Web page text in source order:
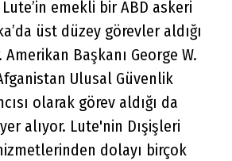
emekli bir ABD askeri
üst düzey görevler aldığı
Başkanı George W.
Ulusal Güvenlik
olarak görev aldığı da
alıyor. Lute'nin Dışişleri
dolayı birçok